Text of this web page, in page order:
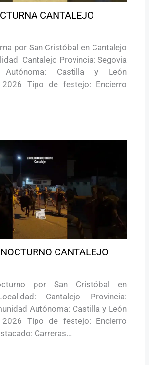
CANTALEJO
por San Cristóbal en Cantalejo
Cantalejo Provincia: Segovia
Autónoma: Castilla y León
2026 Tipo de festejo: Encierro
CANTALEJO
por San Cristóbal en
Cantalejo Provincia:
Autónoma: Castilla y León
2026 Tipo de festejo: Encierro
Carreras…